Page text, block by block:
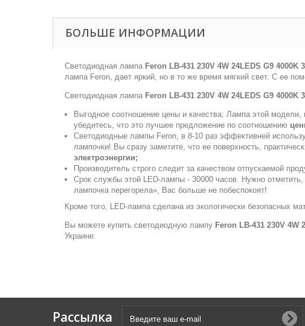
БОЛЬШЕ ИНФОРМАЦИИ
Светодиодная лампа Feron LB-431 230V 4W 24LEDS G9 4000K
лампа Feron, дает яркий, но в то же время мягкий свет. С ее
Светодиодная лампа Feron LB-431 230V 4W 24LEDS G9 4000K
Выгодное соотношение цены и качества; Лампа этой
убедитесь, что это лучшее предложение по соотношению
Светодиодные лампы Feron, в 8-10 раз эффективней
лампочки! Вы сразу заметите, что ее поверхность,
электроэнергии;
Производитель строго следит за качеством отпускаемой
Срок службы этой LED-лампы - 30000 часов. Нужно
лампочка перегорела», Вас больше не побеспокоят!
Кроме того, LED-лампа сделана из экологически безопасных
Вы можете купить светодиодную лампу Feron LB-431 230V 4W
Украине.
Рассылка